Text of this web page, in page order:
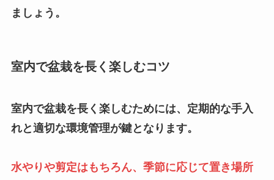
ましょう。
室内で盆栽を長く楽しむコツ
室内で盆栽を長く楽しむためには、定期的な手入
れと適切な環境管理が鍵となります。
水やりや剪定はもちろん、季節に応じて置き場所